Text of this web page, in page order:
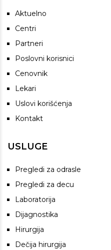
Aktuelno
Centri
Partneri
Poslovni korisnici
Cenovnik
Lekari
Uslovi korišćenja
Kontakt
USLUGE
Pregledi za odrasle
Pregledi za decu
Laboratorija
Dijagnostika
Hirurgija
Dečija hirurgija